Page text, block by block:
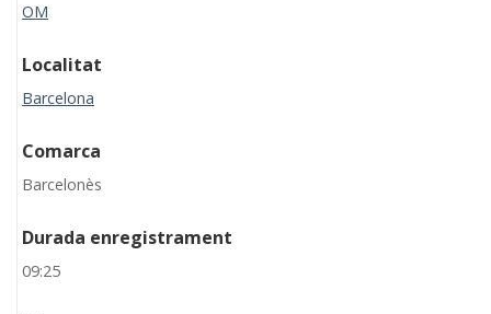
OM
Localitat
Barcelona
Comarca
Barcelonès
Durada enregistrament
09:25